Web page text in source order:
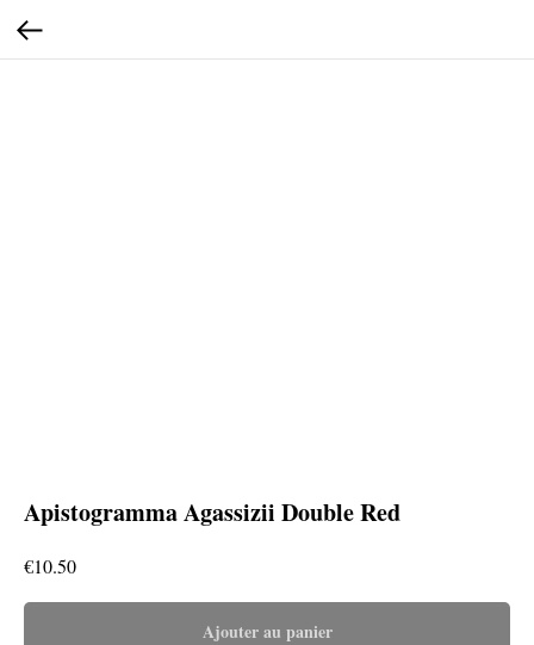
Apistogramma Agassizii Double Red
€10.50
Ajouter au panier